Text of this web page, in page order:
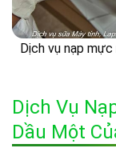
Dịch vụ nạp
Dịch Vụ
Dầu Một